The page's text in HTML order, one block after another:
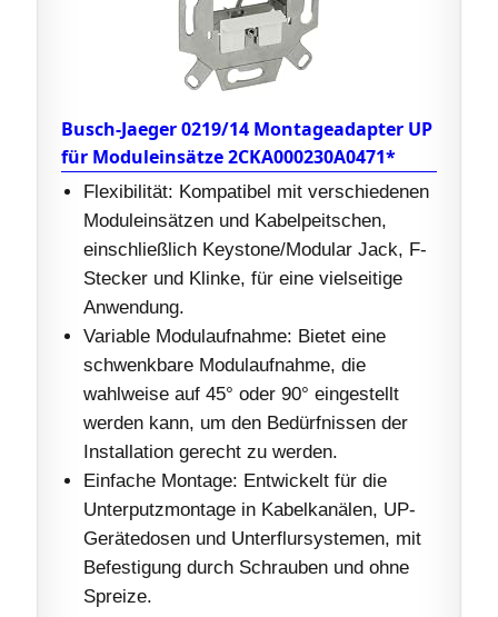
Busch-Jaeger 0219/14 Montageadapter UP
für Moduleinsätze 2CKA000230A0471*
Flexibilität: Kompatibel mit verschiedenen
Moduleinsätzen und Kabelpeitschen,
einschließlich Keystone/Modular Jack, F-
Stecker und Klinke, für eine vielseitige
Anwendung.
Variable Modulaufnahme: Bietet eine
schwenkbare Modulaufnahme, die
wahlweise auf 45° oder 90° eingestellt
werden kann, um den Bedürfnissen der
Installation gerecht zu werden.
Einfache Montage: Entwickelt für die
Unterputzmontage in Kabelkanälen, UP-
Gerätedosen und Unterflursystemen, mit
Befestigung durch Schrauben und ohne
Spreize.